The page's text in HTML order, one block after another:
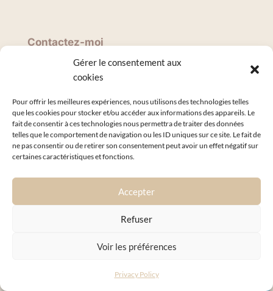
Gérer le consentement aux
cookies
Pour offrir les meilleures expériences, nous utilisons des technologies telles
que les cookies pour stocker et/ou accéder aux informations des appareils. Le
fait de consentir à ces technologies nous permettra de traiter des données
telles que le comportement de navigation ou les ID uniques sur ce site. Le fait de
ne pas consentir ou de retirer son consentement peut avoir un effet négatif sur
certaines caractéristiques et fonctions.
Accepter
Refuser
Voir les préférences
Privacy Policy
Contactez-moi
Rendez-vous
1 Pt Rue de l’IndustriePrendre rendez-vous en ligne